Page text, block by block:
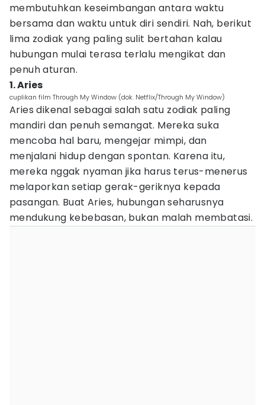
membutuhkan keseimbangan antara waktu
bersama dan waktu untuk diri sendiri. Nah, berikut
lima zodiak yang paling sulit bertahan kalau
hubungan mulai terasa terlalu mengikat dan
penuh aturan.
1. Aries
cuplikan film Through My Window (dok. Netflix/Through My Window)
Aries dikenal sebagai salah satu zodiak paling
mandiri dan penuh semangat. Mereka suka
mencoba hal baru, mengejar mimpi, dan
menjalani hidup dengan spontan. Karena itu,
mereka nggak nyaman jika harus terus-menerus
melaporkan setiap gerak-geriknya kepada
pasangan. Buat Aries, hubungan seharusnya
mendukung kebebasan, bukan malah membatasi.